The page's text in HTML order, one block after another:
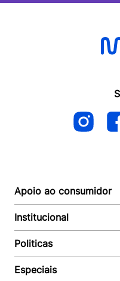
Apoio ao consumidor
Autoatendimento
Suporte e reparo
Acompanhar Entrega
Baixe o APP
Institucional
Quem somos
Revendedor
Seja um Revendedor
Politicas
Política de Entrega
Especiais